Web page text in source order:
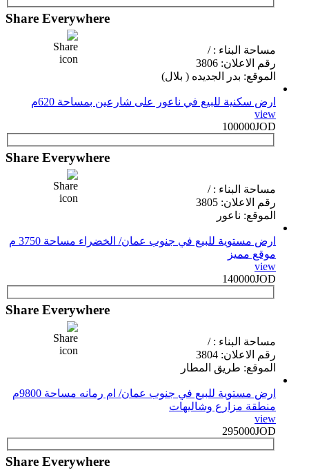
Share Everywhere
مساحة البناء : /
رقم الاعلان: 3806
الموقع: بدر الجديده ( بلال)
ارض سكنية للبيع في ناعور على شارعين بمساحة 620م
view
100000JOD
Share Everywhere
مساحة البناء : /
رقم الاعلان: 3805
الموقع: ناعور
ارض مستوية للبيع في جنوب عمان/ الخضراء مساحة 3750 م
موقع مميز
view
140000JOD
Share Everywhere
مساحة البناء : /
رقم الاعلان: 3804
الموقع: طريق المطار
ارض مستوية للبيع في جنوب عمان/ ام رمانه مساحة 9800م
منطقة مزارع وشاليهات
view
295000JOD
Share Everywhere